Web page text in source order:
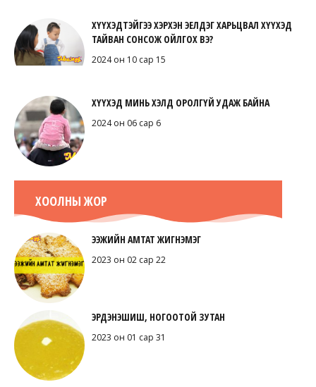
ХҮҮХЭДТЭЙГЭЭ ХЭРХЭН ЭЕЛДЭГ ХАРЬЦВАЛ ХҮҮХЭД
ТАЙВАН СОНСОЖ ОЙЛГОХ ВЭ?
2024 он 10 сар 15
ХҮҮХЭД МИНЬ ХЭЛД ОРОЛГҮЙ УДАЖ БАЙНА
2024 он 06 сар 6
ХООЛНЫ ЖОР
ЭЭЖИЙН АМТАТ ЖИГНЭМЭГ
2023 он 02 сар 22
ЭРДЭНЭШИШ, НОГООТОЙ ЗУТАН
2023 он 01 сар 31